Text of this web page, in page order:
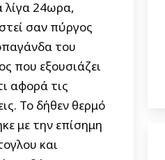
λίγα 24ωρα,
σαν πύργος
του
που εξουσιάζει
αφορά τις
Το δήθεν θερμό
με την επίσημη
και